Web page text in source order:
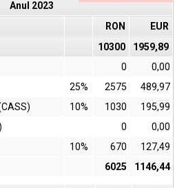
Anul 2023
RON
EUR
10300
1959,89
0
0,00
25% 2575
489,97
10% 1030
195,99
0
0,00
10% 670
127,49
6025 1146,44